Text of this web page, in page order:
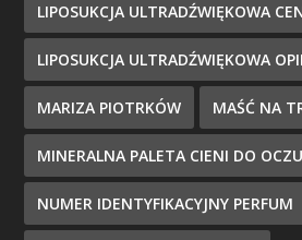
LIPOSUKCJA ULTRADŹWIĘKOWA
LIPOSUKCJA ULTRADŹWIĘKOWA
MARIZA PIOTRKÓW MAŚĆ NA
MINERALNA PALETA CIENI DO OCZU
NUMER IDENTYFIKACYJNY PERFUM